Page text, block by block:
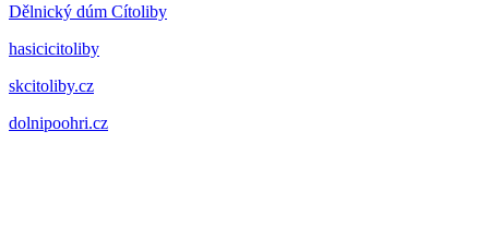
Dělnický dúm Cítoliby
hasicicitoliby
skcitoliby.cz
dolnipoohri.cz